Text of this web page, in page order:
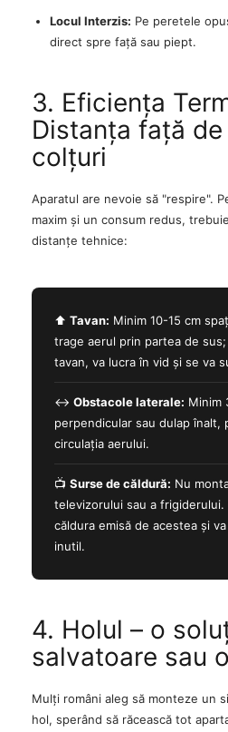
Locul Interzis: Pe peretele
direct spre față sau piept.
3. Eficiența
Distanța față
colțuri
Aparatul are nevoie să "respire".
maxim și un consum redus,
distanțe tehnice:
⬆️ Tavan: Minim 10-15 cm
trage aerul prin partea de
tavan, va lucra în vid și se va
↔️ Obstacole laterale: Minim
perpendicular sau dulap înalt,
circulația aerului.
📺 Surse de căldură: Nu
televizorului sau a
căldura emisă de acestea și
inutil.
4. Holul – o
salvatoare sau
Mulți români aleg să monteze un
hol, sperând să răcească tot